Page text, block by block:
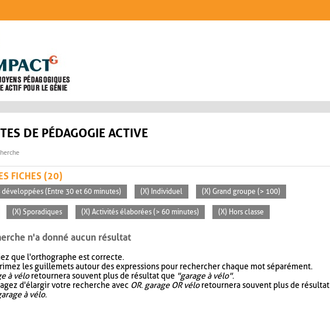
DE PÉDAGOGIE ACTIVE
FICHES (20)
développées (Entre 30 et 60 minutes) (X) Individuel (X) Grand groupe (> 100)
(X) Sporadiques (X) Activités élaborées (> 60 minutes) (X) Hors classe
n'a donné aucun résultat
que l'orthographe est correcte.
les guillemets autour des expressions pour rechercher chaque mot séparément.
à véloretournera souvent plus de résultat que "garage à vélo".
d'élargir votre recherche avec OR. garage OR véloretournera souvent plus de résultat
à vélo.